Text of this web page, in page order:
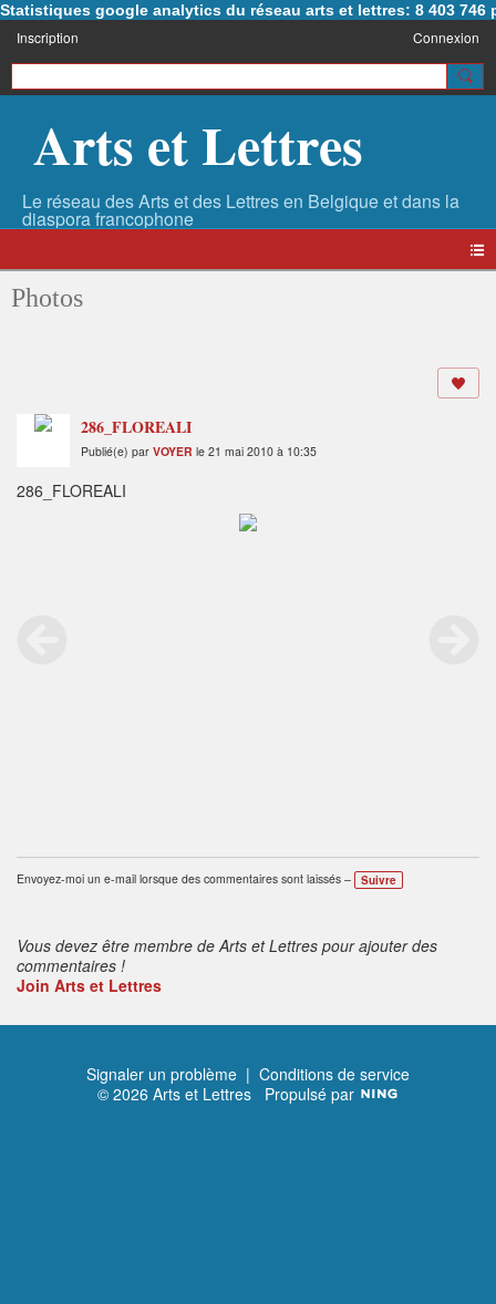
Statistiques google analytics du réseau arts et lettres: 8 403 746
Inscription Connexion
Arts et Lettres
Photos
286_FLOREALI
Publié(e) par VOYER le 21 mai 2010 à 10:35
286_FLOREALI
Envoyez-moi un e-mail lorsque des commentaires sont laissés – Suivre
Vous devez être membre de Arts et Lettres pour ajouter des
commentaires !
Join Arts et Lettres
Signaler un problème | Conditions de service
© 2026 Arts et Lettres Propulsé par